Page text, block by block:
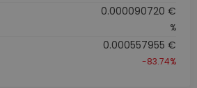
0.000090720 €
%
0.000557955 €
-83.74%